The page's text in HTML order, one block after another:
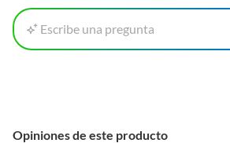
Escribe una pregunta
Opiniones de este producto